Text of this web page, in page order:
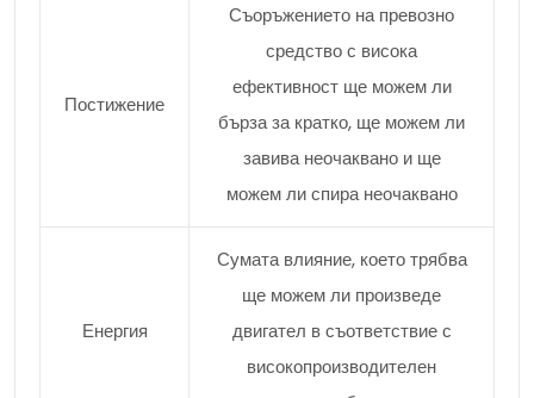
Постижение
Съоръжението на превозно
средство с висока
ефективност ще можем ли
бърза за кратко, ще можем ли
завива неочаквано и ще
можем ли спира неочаквано
Енергия
Сумата влияние, което трябва
ще можем ли произведе
двигател в съответствие с
високопроизводителен